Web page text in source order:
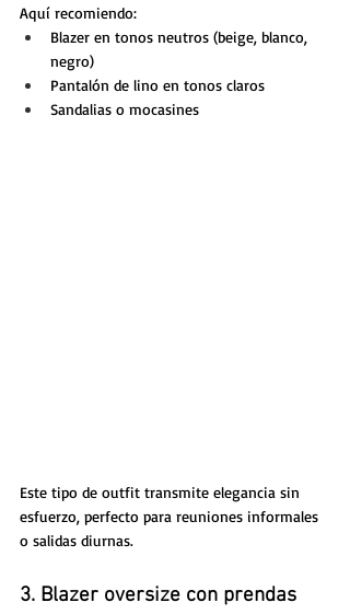
Aquí recomiendo:
Blazer en tonos neutros (beige, blanco,
negro)
Pantalón de lino en tonos claros
Sandalias o mocasines
Este tipo de outfit transmite elegancia sin
esfuerzo, perfecto para reuniones informales
o salidas diurnas.
3. Blazer oversize con prendas